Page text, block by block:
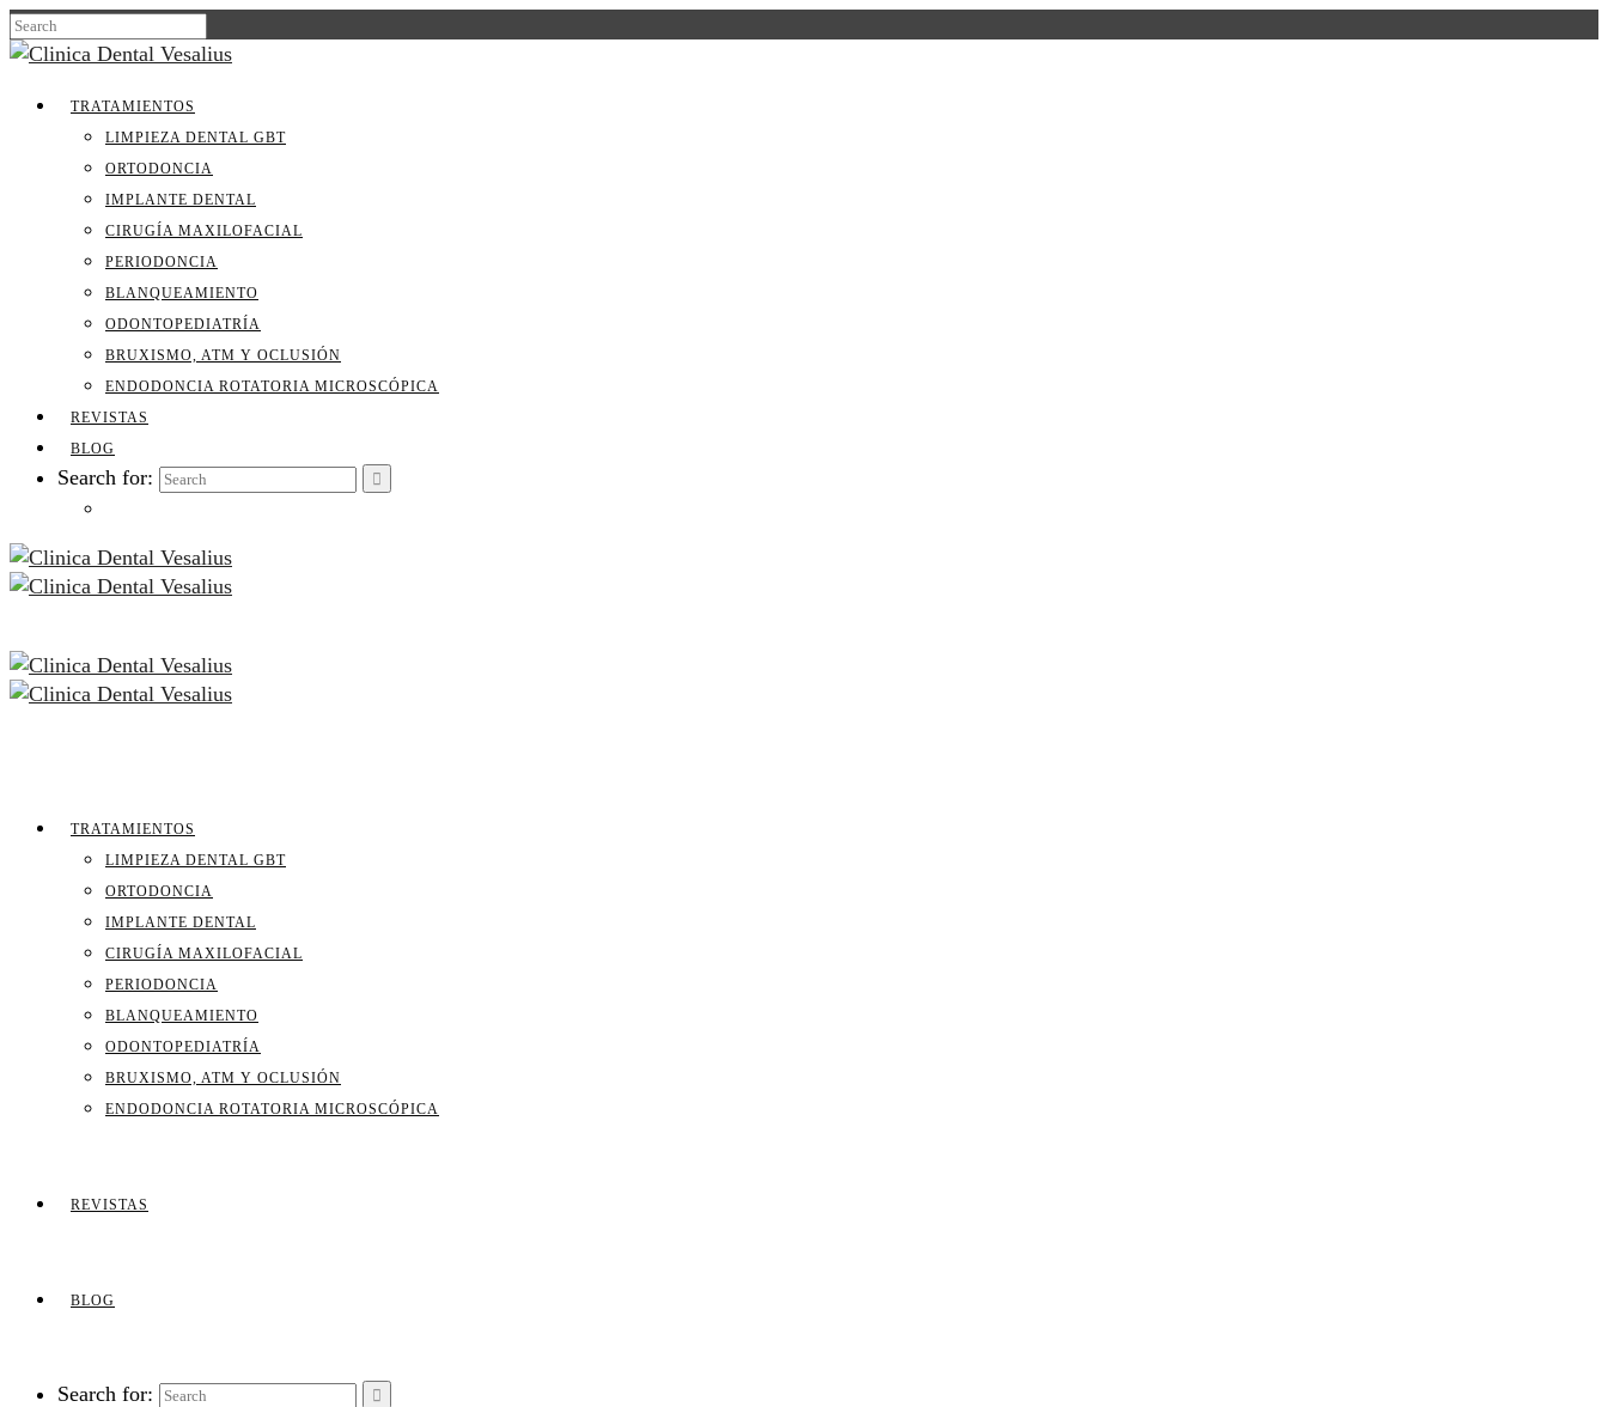
TRATAMIENTOS
LIMPIEZA DENTAL GBT
ORTODONCIA
IMPLANTE DENTAL
CIRUGÍA MAXILOFACIAL
PERIODONCIA
BLANQUEAMIENTO
ODONTOPEDIATRÍA
BRUXISMO, ATM Y OCLUSIÓN
ENDODONCIA ROTATORIA MICROSCÓPICA
REVISTAS
BLOG
Search for:
TRATAMIENTOS
LIMPIEZA DENTAL GBT
ORTODONCIA
IMPLANTE DENTAL
CIRUGÍA MAXILOFACIAL
PERIODONCIA
BLANQUEAMIENTO
ODONTOPEDIATRÍA
BRUXISMO, ATM Y OCLUSIÓN
ENDODONCIA ROTATORIA MICROSCÓPICA
REVISTAS
BLOG
Search for: